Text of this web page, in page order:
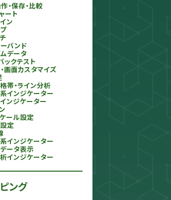
・保存・比較
ート
ン
バンド
データ
ックテスト
画面カスタマイズ
帯・ライン分析
インジケーター
ンジケーター
ール設定
定
インジケーター
ータ表示
インジケーター
ング